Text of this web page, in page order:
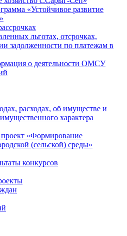
«Устойчивое развитие
льготах, отсрочках,
задолженности по платежам в
о деятельности ОМСУ
расходах, об имуществе и
имущественного характера
«Формирование
(сельской) среды»
конкурсов